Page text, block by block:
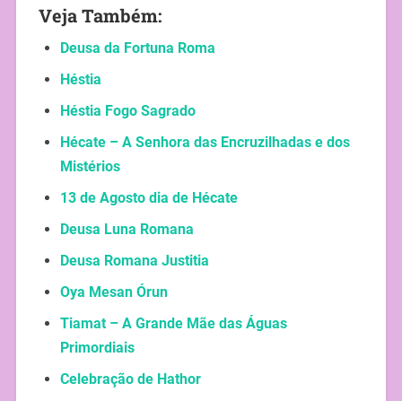
Veja Também:
Deusa da Fortuna Roma
Héstia
Héstia Fogo Sagrado
Hécate – A Senhora das Encruzilhadas e dos
Mistérios
13 de Agosto dia de Hécate
Deusa Luna Romana
Deusa Romana Justitia
Oya Mesan Órun
Tiamat – A Grande Mãe das Águas
Primordiais
Celebração de Hathor